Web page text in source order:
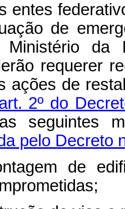
entes
de
Ministério da
requerer
ações de
2º do
seguintes
pelo Decreto
de